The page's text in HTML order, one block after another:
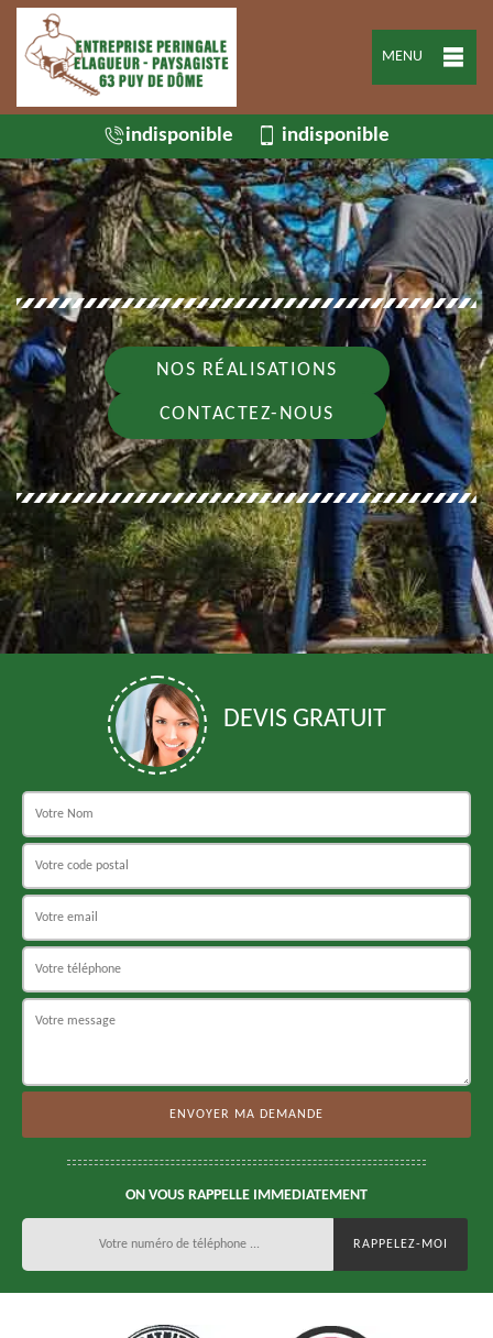
MENU
indisponible indisponible
NOS RÉALISATIONS
CONTACTEZ-NOUS
DEVIS GRATUIT
ON VOUS RAPPELLE IMMEDIATEMENT